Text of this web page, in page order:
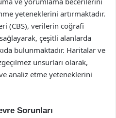
yeteneklerini artırmaktadır.
(CBS), verilerin coğrafi
çeşitli alanlarda
bulunmaktadır. Haritalar ve
unsurları olarak,
analiz etme yeteneklerini
Sorunları